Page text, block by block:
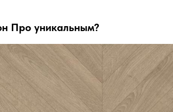
Про уникальным?